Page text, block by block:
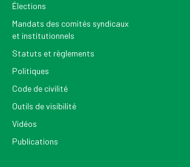
Élections
Mandats des comités syndicaux
et institutionnels
Statuts et règlements
Politiques
Code de civilité
Outils de visibilité
Vidéos
Publications